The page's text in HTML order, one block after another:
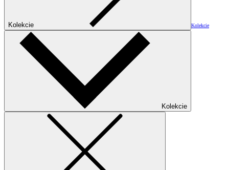
Kolekcie Kolekcie
Kolekcie